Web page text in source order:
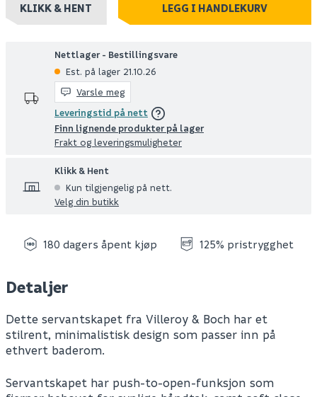
KLIKK & HENT LEGG I HANDLEKURV
Nettlager - Bestillingsvare
Est. på lager 21.10.26
Varsle meg
Leveringstid på nett
Finn lignende produkter på lager
Frakt og leveringsmuligheter
Klikk & Hent
Kun tilgjengelig på nett.
Velg din butikk
180 dagers åpent kjøp 125% pristrygghet
Detaljer
Dette servantskapet fra Villeroy & Boch har et
stilrent, minimalistisk design som passer inn på
ethvert baderom.
Servantskapet har push-to-open-funksjon som